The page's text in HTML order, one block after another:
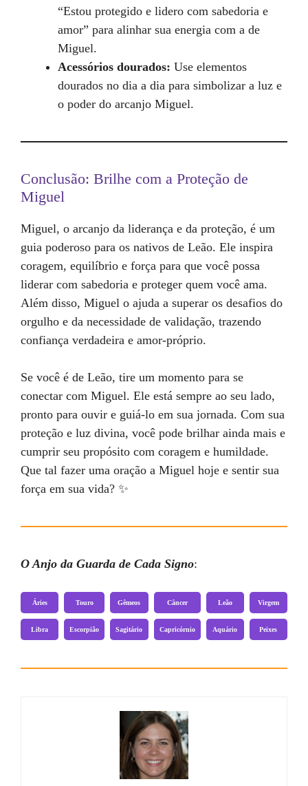
“Estou protegido e lidero com sabedoria e
amor” para alinhar sua energia com a de
Miguel.
Acessórios dourados: Use elementos
dourados no dia a dia para simbolizar a luz e
o poder do arcanjo Miguel.
Conclusão: Brilhe com a Proteção de
Miguel
Miguel, o arcanjo da liderança e da proteção, é um
guia poderoso para os nativos de Leão. Ele inspira
coragem, equilíbrio e força para que você possa
liderar com sabedoria e proteger quem você ama.
Além disso, Miguel o ajuda a superar os desafios do
orgulho e da necessidade de validação, trazendo
confiança verdadeira e amor-próprio.
Se você é de Leão, tire um momento para se
conectar com Miguel. Ele está sempre ao seu lado,
pronto para ouvir e guiá-lo em sua jornada. Com sua
proteção e luz divina, você pode brilhar ainda mais e
cumprir seu propósito com coragem e humildade.
Que tal fazer uma oração a Miguel hoje e sentir sua
força em sua vida? ✨
O Anjo da Guarda de Cada Signo:
Áries Touro Gêmeos Câncer Leão Virgem
Libra Escorpião Sagitário Capricórnio Aquário Peixes